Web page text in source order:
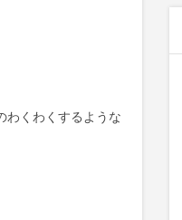
わくわくするような